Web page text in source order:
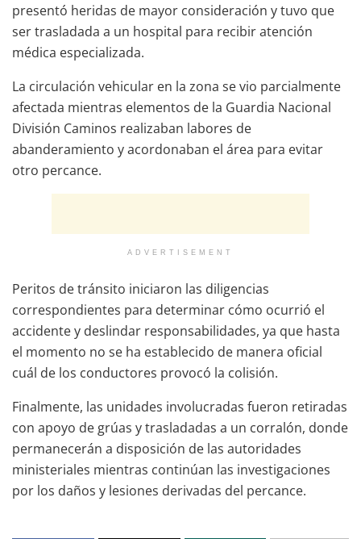
presentó heridas de mayor consideración y tuvo que
ser trasladada a un hospital para recibir atención
médica especializada.
La circulación vehicular en la zona se vio parcialmente
afectada mientras elementos de la Guardia Nacional
División Caminos realizaban labores de
abanderamiento y acordonaban el área para evitar
otro percance.
ADVERTISEMENT
Peritos de tránsito iniciaron las diligencias
correspondientes para determinar cómo ocurrió el
accidente y deslindar responsabilidades, ya que hasta
el momento no se ha establecido de manera oficial
cuál de los conductores provocó la colisión.
Finalmente, las unidades involucradas fueron retiradas
con apoyo de grúas y trasladadas a un corralón, donde
permanecerán a disposición de las autoridades
ministeriales mientras continúan las investigaciones
por los daños y lesiones derivadas del percance.